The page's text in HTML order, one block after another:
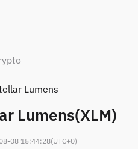
Lumens
Lumens(XLM)
08 15:44:28(UTC+0)